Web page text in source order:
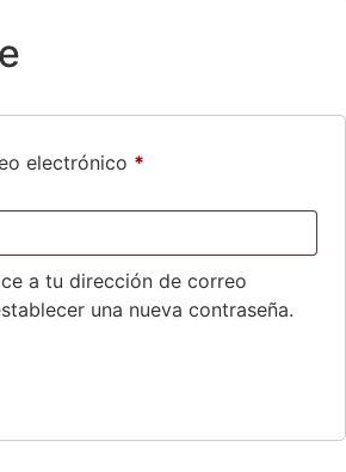
electrónico *
a tu dirección de correo
una nueva contraseña.